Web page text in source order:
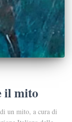
il mito
un mito, a cura di